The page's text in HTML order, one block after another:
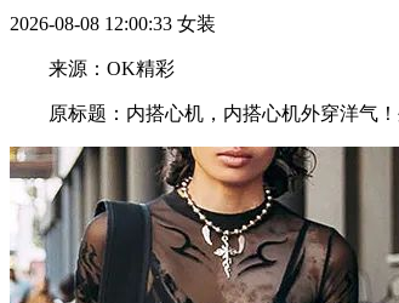
2026-08-08 12:00:33 女装
来源：OK精彩
原标题：内搭心机，内搭心机外穿洋气！